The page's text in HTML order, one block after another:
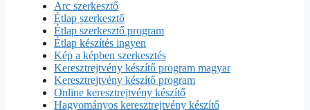
Arc szerkesztő
Étlap szerkesztő
Étlap szerkesztő program
Étlap készítés ingyen
Kép a képben szerkesztés
Keresztrejtvény készítő program magyar
Keresztrejtvény készítő program
Online keresztrejtvény készítő
Hagyományos keresztrejtvény készítő